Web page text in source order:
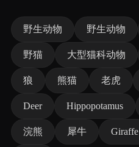
野生动物 野生动物
野猫 大型猫科动物
狼 熊猫 老虎
Deer Hippopotamus
浣熊 犀牛 Giraffe